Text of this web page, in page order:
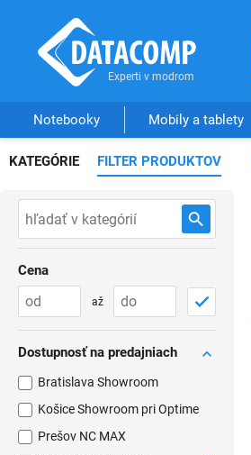
Notebooky Mobily a tablety
KATEGÓRIE FILTER PRODUKTOV
Cena
až
Dostupnosť na predajniach
Bratislava Showroom
Košice Showroom pri Optime
Prešov NC MAX